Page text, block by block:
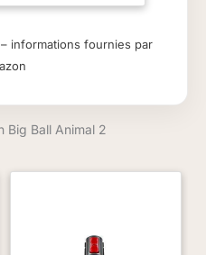
Partno : Big
: 180 AW
informations fournies par
Big Ball Animal 2